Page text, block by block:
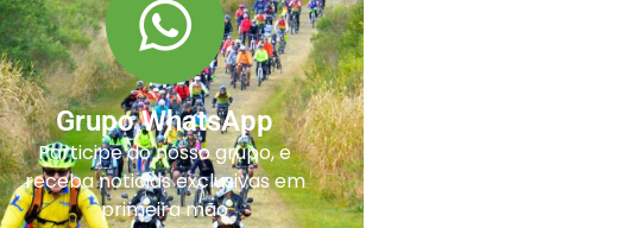
Grupo WhatsApp
Participe do nosso grupo, e
receba noticias exclusivas em
primeira mão